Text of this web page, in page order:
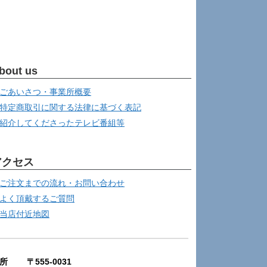
us
ごあいさつ・事業所概要
特定商取引に関する法律に基づく表記
紹介してくださったテレビ番組等
セス
ご注文までの流れ・お問い合わせ
よく頂戴するご質問
当店付近地図
所 〒555-0031